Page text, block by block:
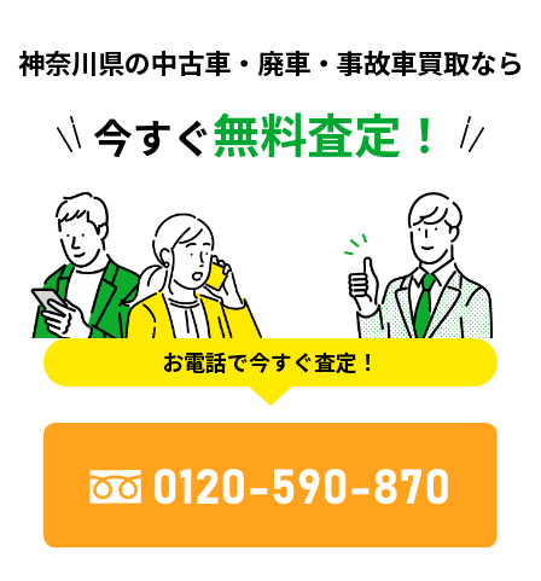
神奈川県の中古車・廃車・事故車買取なら
今すぐ無料査定！
お電話で今すぐ査定！